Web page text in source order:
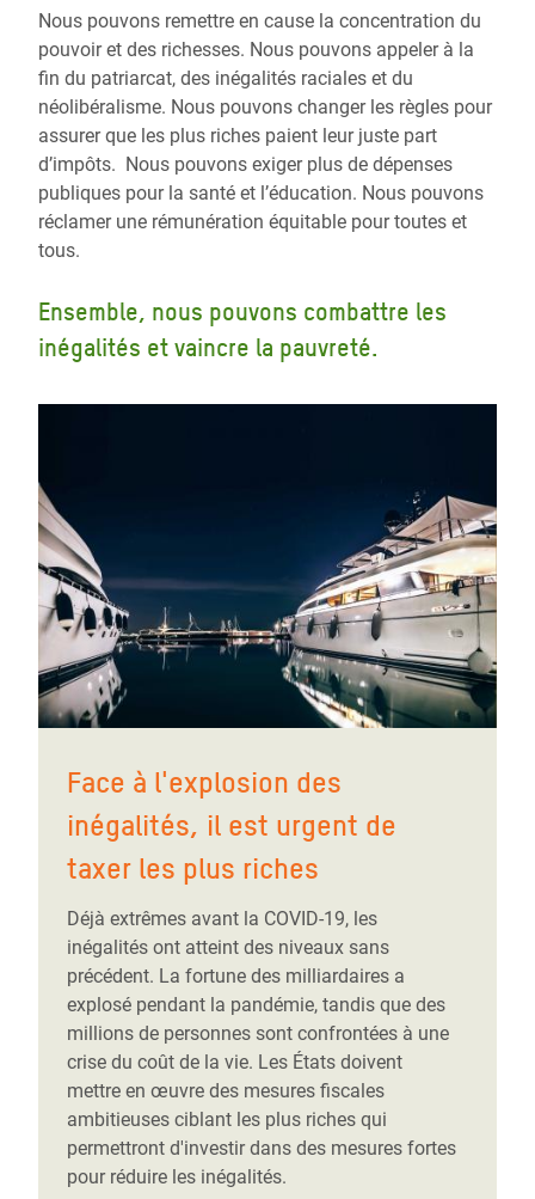
Nous pouvons remettre en cause la concentration du
pouvoir et des richesses. Nous pouvons appeler à la
fin du patriarcat, des inégalités raciales et du
néolibéralisme. Nous pouvons changer les règles pour
assurer que les plus riches paient leur juste part
d’impôts. Nous pouvons exiger plus de dépenses
publiques pour la santé et l’éducation. Nous pouvons
réclamer une rémunération équitable pour toutes et
tous.
Ensemble, nous pouvons combattre les
inégalités et vaincre la pauvreté.
Face à l'explosion des
inégalités, il est urgent de
taxer les plus riches
Déjà extrêmes avant la COVID-19, les
inégalités ont atteint des niveaux sans
précédent. La fortune des milliardaires a
explosé pendant la pandémie, tandis que des
millions de personnes sont confrontées à une
crise du coût de la vie. Les États doivent
mettre en œuvre des mesures fiscales
ambitieuses ciblant les plus riches qui
permettront d'investir dans des mesures fortes
pour réduire les inégalités.